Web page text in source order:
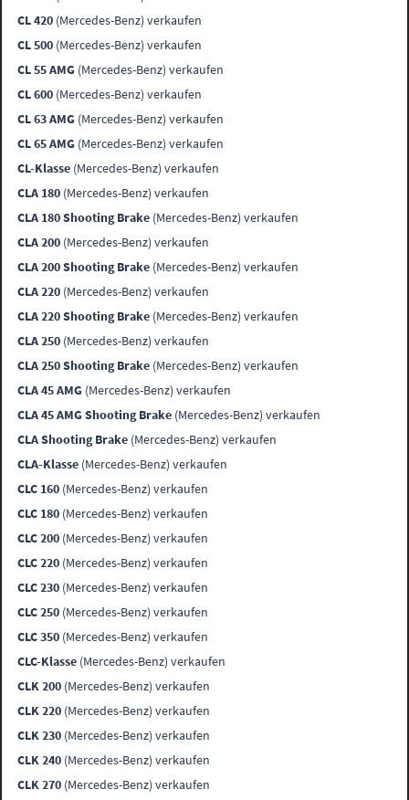
CL 420 (Mercedes-Benz) verkaufen
CL 500 (Mercedes-Benz) verkaufen
CL 55 AMG (Mercedes-Benz) verkaufen
CL 600 (Mercedes-Benz) verkaufen
CL 63 AMG (Mercedes-Benz) verkaufen
CL 65 AMG (Mercedes-Benz) verkaufen
CL-Klasse (Mercedes-Benz) verkaufen
CLA 180 (Mercedes-Benz) verkaufen
CLA 180 Shooting Brake (Mercedes-Benz) verkaufen
CLA 200 (Mercedes-Benz) verkaufen
CLA 200 Shooting Brake (Mercedes-Benz) verkaufen
CLA 220 (Mercedes-Benz) verkaufen
CLA 220 Shooting Brake (Mercedes-Benz) verkaufen
CLA 250 (Mercedes-Benz) verkaufen
CLA 250 Shooting Brake (Mercedes-Benz) verkaufen
CLA 45 AMG (Mercedes-Benz) verkaufen
CLA 45 AMG Shooting Brake (Mercedes-Benz) verkaufen
CLA Shooting Brake (Mercedes-Benz) verkaufen
CLA-Klasse (Mercedes-Benz) verkaufen
CLC 160 (Mercedes-Benz) verkaufen
CLC 180 (Mercedes-Benz) verkaufen
CLC 200 (Mercedes-Benz) verkaufen
CLC 220 (Mercedes-Benz) verkaufen
CLC 230 (Mercedes-Benz) verkaufen
CLC 250 (Mercedes-Benz) verkaufen
CLC 350 (Mercedes-Benz) verkaufen
CLC-Klasse (Mercedes-Benz) verkaufen
CLK 200 (Mercedes-Benz) verkaufen
CLK 220 (Mercedes-Benz) verkaufen
CLK 230 (Mercedes-Benz) verkaufen
CLK 240 (Mercedes-Benz) verkaufen
CLK 270 (Mercedes-Benz) verkaufen